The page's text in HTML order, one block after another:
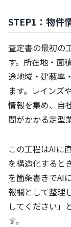
STEP1：物件
査定書の最初の
す。所在地・面
途地域・建蔽率
ます。レインズ
情報を集め、自
間がかかる定型
この工程はAIに
を構造化すると
を箇条書きでAI
報欄として整理
してください」
す。